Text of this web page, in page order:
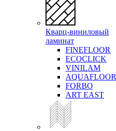
Кварц-виниловый
ламинат
FINEFLOOR
ECOCLICK
VINILAM
AQUAFLOOR
FORBO
ART EAST